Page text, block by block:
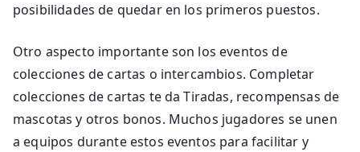
posibilidades de quedar en los primeros puestos.
Otro aspecto importante son los eventos de
colecciones de cartas o intercambios. Completar
colecciones de cartas te da Tiradas, recompensas de
mascotas y otros bonos. Muchos jugadores se unen
a equipos durante estos eventos para facilitar y